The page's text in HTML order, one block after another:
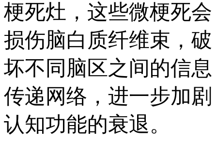
梗死灶，这些微梗死会
损伤脑白质纤维束，破
坏不同脑区之间的信息
传递网络，进一步加剧
认知功能的衰退。